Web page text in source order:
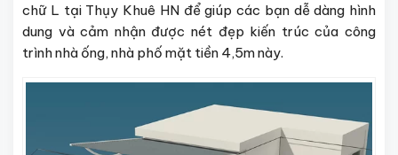
chữ L tại Thụy Khuê HN để giúp các bạn dễ dàng hình
dung và cảm nhận được nét đẹp kiến trúc của công
trình nhà ống, nhà phố mặt tiền 4,5m này.